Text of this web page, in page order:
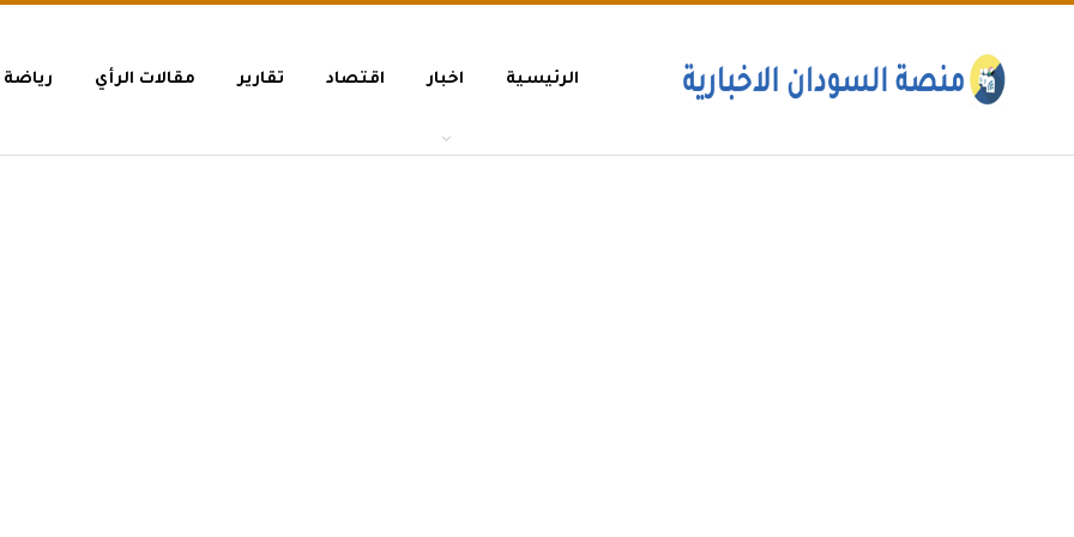
الرئيسية اخبار اقتصاد تقارير مقالات الرأي رياضة